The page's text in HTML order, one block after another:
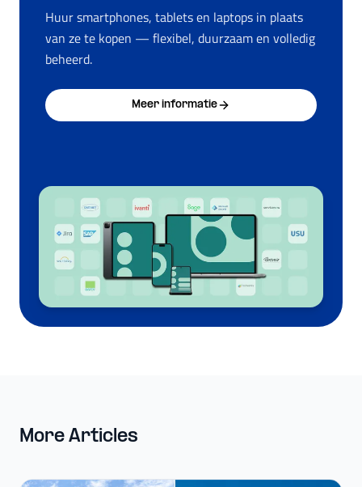
Huur smartphones, tablets en laptops in plaats
van ze te kopen — flexibel, duurzaam en volledig
beheerd.
Meer informatie
More Articles